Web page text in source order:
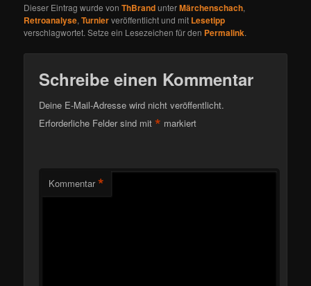
Dieser Eintrag wurde vonThBrandunterMärchenschach,
Retroanalyse,Turnierveröffentlicht und mit Lesetipp
verschlagwortet. Setze ein Lesezeichen für den Permalink.
Schreibe einen Kommentar
Deine E-Mail-Adresse wird nicht veröffentlicht.
Erforderliche Felder sind mit* markiert
Kommentar *